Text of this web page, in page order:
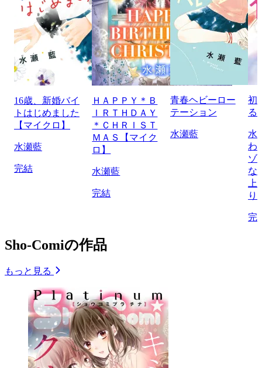
16歳、新婚バイ
トはじめました
【マイクロ】
水瀬藍
完結
ＨＡＰＰＹ＊Ｂ
ＩＲＴＨＤＡＹ
＊ＣＨＲＩＳＴ
ＭＡＳ【マイク
ロ】
水瀬藍
完結
青春ヘビーロー
テーション
水瀬藍
初
る
水
わ
ゾ
な
り
完
Sho-Comiの作品
もっと見る